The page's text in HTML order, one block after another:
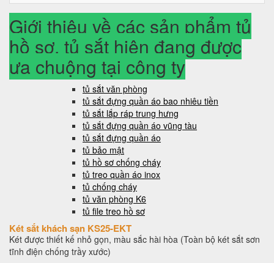
Giới thiệu về các sản phẩm tủ
hồ sơ, tủ sắt hiện đang được
ưa chuộng tại công ty
tủ sắt văn phòng
tủ sắt đựng quần áo bao nhiêu tiền
tủ sắt lắp ráp trung hưng
tủ sắt đựng quần áo vũng tàu
tủ sắt đựng quần áo
tủ bảo mật
tủ hồ sơ chống cháy
tủ treo quần áo inox
tủ chống cháy
tủ văn phòng K6
tủ file treo hồ sơ
Két sắt khách sạn KS25-EKT
Két được thiết kế nhỏ gọn, màu sắc hài hòa (Toàn bộ két sắt sơn
tĩnh điện chống trầy xước)